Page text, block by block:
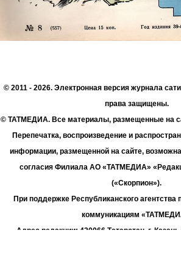
© 2011 - 2026. Электронная версия журнала
права защищены.
© ТАТМЕДИА. Все материалы, размещенные на
Перепечатка, воспроизведение и
информации, размещенной на сайте,
согласия Филиала АО «ТАТМЕДИА»
(«Скорпион»).
При поддержке Республиканского агентства
коммуникациям
Адрес редакции: 420066 Татарстан, г.